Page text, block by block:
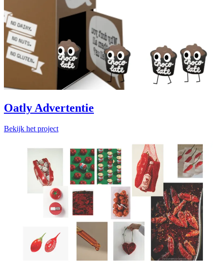
Oatly Advertentie
Bekijk het project